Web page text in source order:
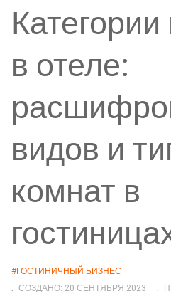
в отеле:
видов и
комнат в
#ГОСТИНИЧНЫЙ БИЗНЕС
СОЗДАНО: 20 СЕНТЯБРЯ 2023